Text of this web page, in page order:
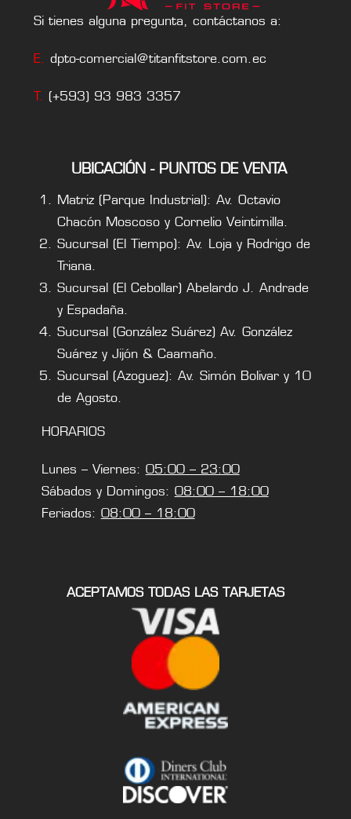
Si tienes alguna pregunta, contáctanos a:
E. dpto-comercial@titanfitstore.com.ec
T. (+593) 93 983 3357
UBICACIÓN - PUNTOS DE VENTA
Matriz (Parque Industrial): Av. Octavio
Chacón Moscoso y Cornelio Veintimilla.
Sucursal (El Tiempo): Av. Loja y Rodrigo de
Triana.
Sucursal (El Cebollar) Abelardo J. Andrade
y Espadaña.
Sucursal (González Suárez) Av. González
Suárez y Jijón & Caamaño.
Sucursal (Azoguez): Av. Simón Bolivar y 10
de Agosto.
HORARIOS
Lunes – Viernes: 05:00 – 23:00
Sábados y Domingos: 08:00 – 18:00
Feriados: 08:00 – 18:00
ACEPTAMOS TODAS LAS TARJETAS